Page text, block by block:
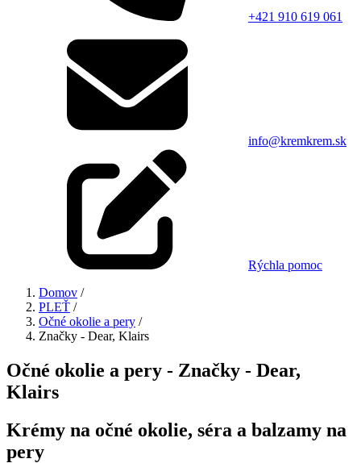
+421 910 619 061
info@kremkrem.sk
Rýchla pomoc
Domov /
PLEŤ /
Očné okolie a pery /
Značky - Dear, Klairs
Očné okolie a pery - Značky - Dear,
Klairs
Krémy na očné okolie, séra a balzamy na
pery